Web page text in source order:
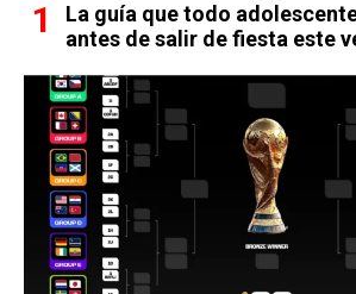
La guía que todo
antes de salir de fiesta este